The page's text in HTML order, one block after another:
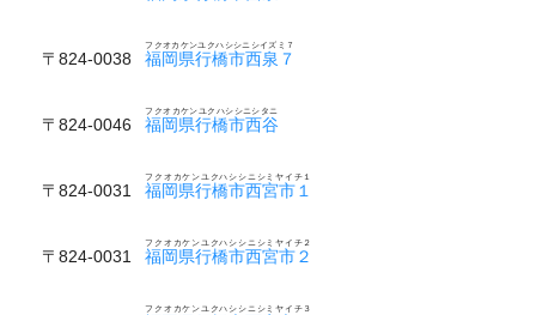
〒824-0038 福岡県行橋市西泉７
フクオカケンユクハシシニシイズミ７
〒824-0046 福岡県行橋市西谷
フクオカケンユクハシシニシタニ
〒824-0031 福岡県行橋市西宮市１
フクオカケンユクハシシニシミヤイチ１
〒824-0031 福岡県行橋市西宮市２
フクオカケンユクハシシニシミヤイチ２
フクオカケンユクハシシニシミヤイチ３